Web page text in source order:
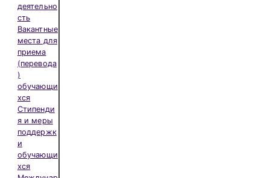
деятельно
сть
Вакантные
места для
приема
(перевода
)
обучающи
хся
Стипенди
я и меры
поддержк
и
обучающи
хся